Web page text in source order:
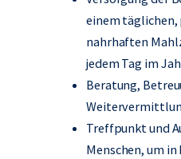
einem
nahrhaften
jedem Tag im
Beratung,
Treffpunkt und
Menschen, um